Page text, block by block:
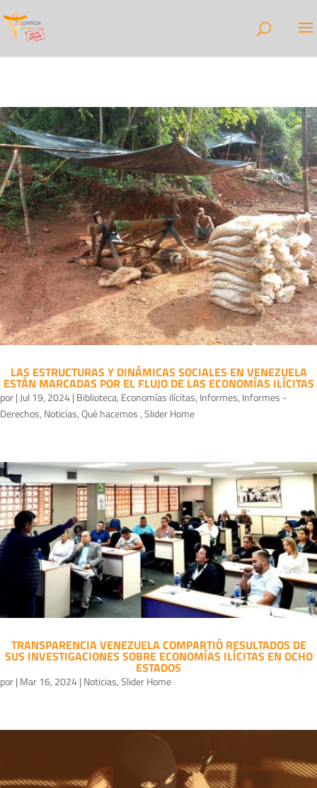
LAS ESTRUCTURAS Y DINÁMICAS SOCIALES EN VENEZUELA
ESTÁN MARCADAS POR EL FLUJO DE LAS ECONOMÍAS ILÍCITAS
por| Jul 19, 2024| Biblioteca, Economías ilícitas, Informes, Informes -
Derechos, Noticias,Qué hacemos ,Slider Home
TRANSPARENCIA VENEZUELA COMPARTIÓ RESULTADOS DE
SUS INVESTIGACIONES SOBRE ECONOMÍAS ILÍCITAS EN OCHO
ESTADOS
por| Mar 16, 2024| Noticias,Slider Home